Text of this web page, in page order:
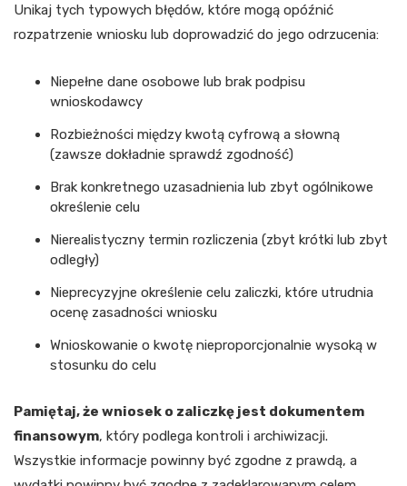
Unikaj tych typowych błędów, które mogą opóźnić
rozpatrzenie wniosku lub doprowadzić do jego odrzucenia:
Niepełne dane osobowe lub brak podpisu
wnioskodawcy
Rozbieżności między kwotą cyfrową a słowną
(zawsze dokładnie sprawdź zgodność)
Brak konkretnego uzasadnienia lub zbyt ogólnikowe
określenie celu
Nierealistyczny termin rozliczenia (zbyt krótki lub zbyt
odległy)
Nieprecyzyjne określenie celu zaliczki, które utrudnia
ocenę zasadności wniosku
Wnioskowanie o kwotę nieproporcjonalnie wysoką w
stosunku do celu
Pamiętaj, że wniosek o zaliczkę jest dokumentem
finansowym, który podlega kontroli i archiwizacji.
Wszystkie informacje powinny być zgodne z prawdą, a